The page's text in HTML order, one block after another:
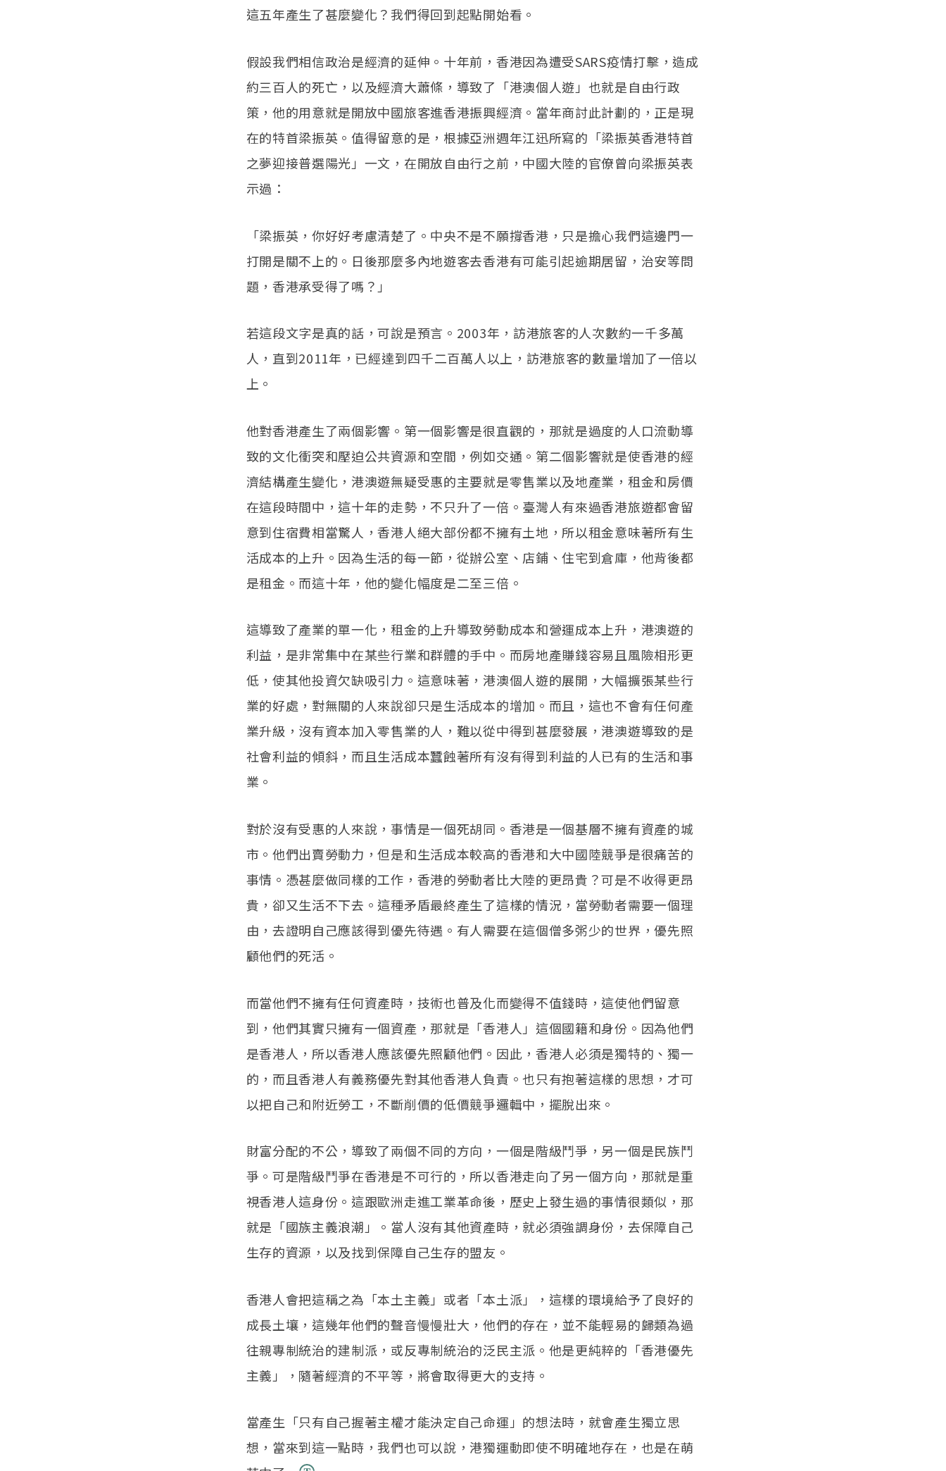
這五年產生了甚麼變化？我們得回到起點開始看。
假設我們相信政治是經濟的延伸。十年前，香港因為遭受SARS疫情打擊，造成
約三百人的死亡，以及經濟大蕭條，導致了「港澳個人遊」也就是自由行政
策，他的用意就是開放中國旅客進香港振興經濟。當年商討此計劃的，正是現
在的特首梁振英。值得留意的是，根據亞洲週年江迅所寫的「梁振英香港特首
之夢迎接普選陽光」一文，在開放自由行之前，中國大陸的官僚曾向梁振英表
示過：
「梁振英，你好好考慮清楚了。中央不是不願撐香港，只是擔心我們這邊門一
打開是關不上的。日後那麼多內地遊客去香港有可能引起逾期居留，治安等問
題，香港承受得了嗎？」
若這段文字是真的話，可說是預言。2003年，訪港旅客的人次數約一千多萬
人，直到2011年，已經達到四千二百萬人以上，訪港旅客的數量增加了一倍以
上。
他對香港產生了兩個影響。第一個影響是很直觀的，那就是過度的人口流動導
致的文化衝突和壓迫公共資源和空間，例如交通。第二個影響就是使香港的經
濟結構產生變化，港澳遊無疑受惠的主要就是零售業以及地產業，租金和房價
在這段時間中，這十年的走勢，不只升了一倍。臺灣人有來過香港旅遊都會留
意到住宿費相當驚人，香港人絕大部份都不擁有土地，所以租金意味著所有生
活成本的上升。因為生活的每一節，從辦公室、店鋪、住宅到倉庫，他背後都
是租金。而這十年，他的變化幅度是二至三倍。
這導致了產業的單一化，租金的上升導致勞動成本和營運成本上升，港澳遊的
利益，是非常集中在某些行業和群體的手中。而房地產賺錢容易且風險相形更
低，使其他投資欠缺吸引力。這意味著，港澳個人遊的展開，大幅擴張某些行
業的好處，對無關的人來說卻只是生活成本的增加。而且，這也不會有任何產
業升級，沒有資本加入零售業的人，難以從中得到甚麼發展，港澳遊導致的是
社會利益的傾斜，而且生活成本蠶蝕著所有沒有得到利益的人已有的生活和事
業。
對於沒有受惠的人來說，事情是一個死胡同。香港是一個基層不擁有資產的城
市。他們出賣勞動力，但是和生活成本較高的香港和大中國陸競爭是很痛苦的
事情。憑甚麼做同樣的工作，香港的勞動者比大陸的更昂貴？可是不收得更昂
貴，卻又生活不下去。這種矛盾最終產生了這樣的情況，當勞動者需要一個理
由，去證明自己應該得到優先待遇。有人需要在這個僧多粥少的世界，優先照
顧他們的死活。
而當他們不擁有任何資產時，技術也普及化而變得不值錢時，這使他們留意
到，他們其實只擁有一個資產，那就是「香港人」這個國籍和身份。因為他們
是香港人，所以香港人應該優先照顧他們。因此，香港人必須是獨特的、獨一
的，而且香港人有義務優先對其他香港人負責。也只有抱著這樣的思想，才可
以把自己和附近勞工，不斷削價的低價競爭邏輯中，擺脫出來。
財富分配的不公，導致了兩個不同的方向，一個是階級鬥爭，另一個是民族鬥
爭。可是階級鬥爭在香港是不可行的，所以香港走向了另一個方向，那就是重
視香港人這身份。這跟歐洲走進工業革命後，歷史上發生過的事情很類似，那
就是「國族主義浪潮」。當人沒有其他資產時，就必須強調身份，去保障自己
生存的資源，以及找到保障自己生存的盟友。
香港人會把這稱之為「本土主義」或者「本土派」，這樣的環境給予了良好的
成長土壤，這幾年他們的聲音慢慢壯大，他們的存在，並不能輕易的歸類為過
往親專制統治的建制派，或反專制統治的泛民主派。他是更純粹的「香港優先
主義」，隨著經濟的不平等，將會取得更大的支持。
當產生「只有自己握著主權才能決定自己命運」的想法時，就會產生獨立思
想，當來到這一點時，我們也可以說，港獨運動即使不明確地存在，也是在萌